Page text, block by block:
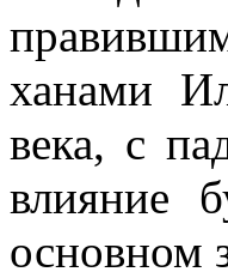
ханами
века, с
влияние
основном